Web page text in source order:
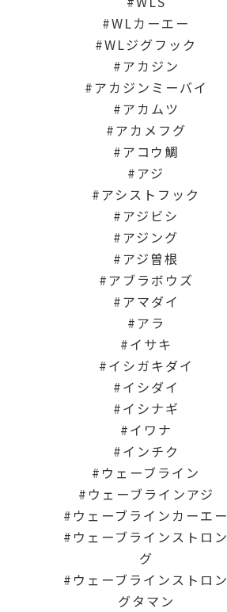
WLカーエー
WLジグフック
アカジン
アカジンミーバイ
アカムツ
アカメフグ
アコウ鯛
アジ
アシストフック
アジビシ
アジング
アジ曽根
アブラボウズ
アマダイ
アラ
イサキ
イシガキダイ
イシダイ
イシナギ
イワナ
インチク
ウェーブライン
ウェーブラインアジ
ウェーブラインカーエー
ウェーブラインストロン
グ
ウェーブラインストロン
グタマン